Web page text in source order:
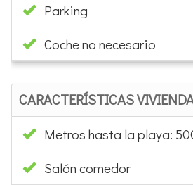
Parking
Coche no necesario
CARACTERÍSTICAS
Metros hasta la playa:
Salón comedor